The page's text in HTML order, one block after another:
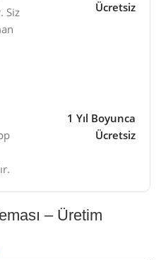
Siz
Ücretsiz
1 Yıl Boyunca
Ücretsiz
– Üretim